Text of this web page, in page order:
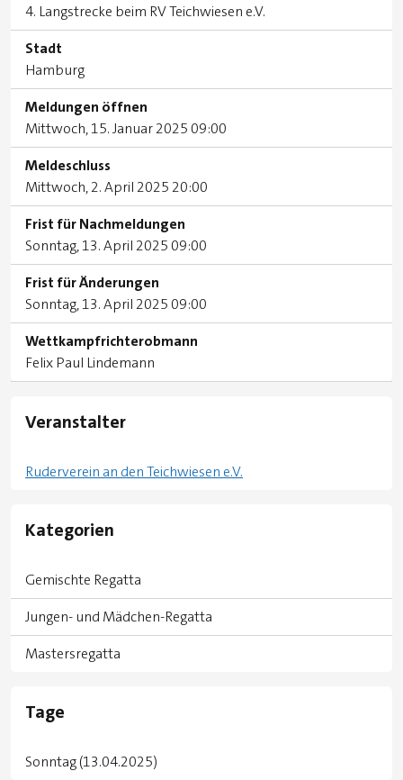
4. Langstrecke beim RV Teichwiesen e.V.
Stadt
Hamburg
Meldungen öffnen
Mittwoch, 15. Januar 2025 09:00
Meldeschluss
Mittwoch, 2. April 2025 20:00
Frist für Nachmeldungen
Sonntag, 13. April 2025 09:00
Frist für Änderungen
Sonntag, 13. April 2025 09:00
Wettkampfrichterobmann
Felix Paul Lindemann
Veranstalter
Ruderverein an den Teichwiesen e.V.
Kategorien
Gemischte Regatta
Jungen- und Mädchen-Regatta
Mastersregatta
Tage
Sonntag (13.04.2025)